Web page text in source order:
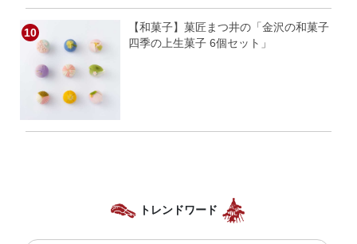
【和菓子】菓匠まつ井の「金沢の和菓子
四季の上生菓子 6個セット」
トレンドワード